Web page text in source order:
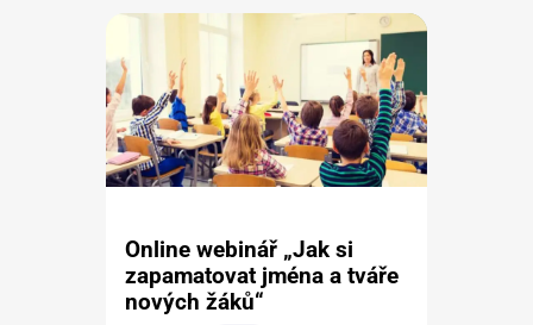
Online webinář „Jak si
zapamatovat jména a tváře
nových žáků“